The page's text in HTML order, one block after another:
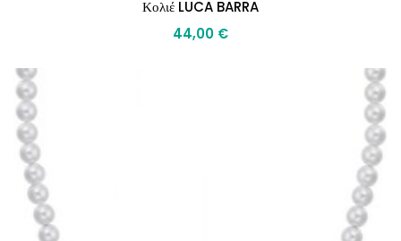
Κολιέ LUCA BARRA
44,00 €